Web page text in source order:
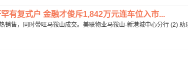
有复式户 金融才俊斥1,842万元连车位入市...
销售，同时带旺马鞍山成交。美联物业马鞍山-新港城中心分行 (2)